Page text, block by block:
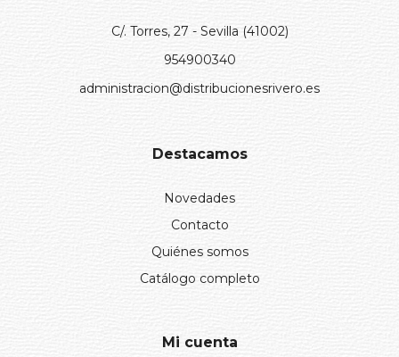
C/. Torres, 27 - Sevilla (41002)
954900340
administracion@distribucionesrivero.es
Destacamos
Novedades
Contacto
Quiénes somos
Catálogo completo
Mi cuenta